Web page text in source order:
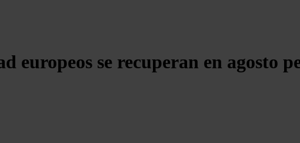
europeos se recuperan en agosto